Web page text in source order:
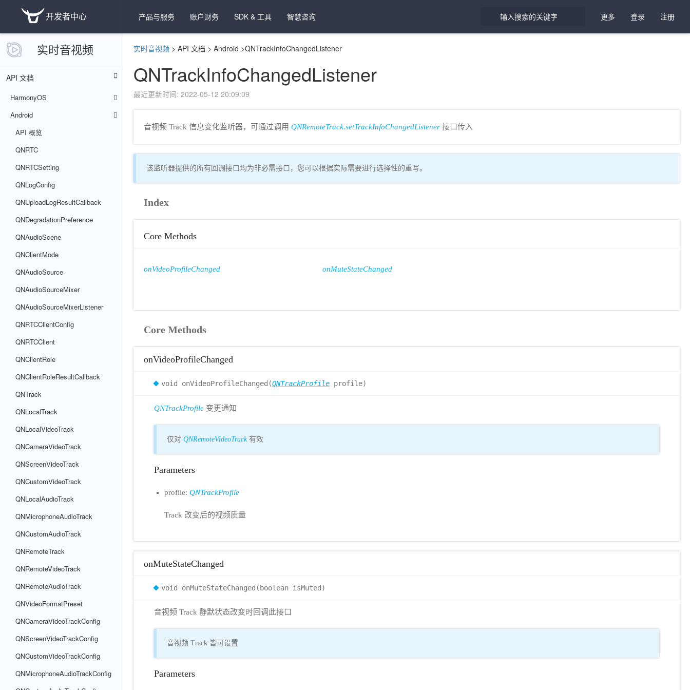
开发者中心 产品与服务 账户财务 SDK & 工具 智慧咨询 更多 登录 注册
实时音视频
API 文档
HarmonyOS
Android
API 概览
QNRTC
QNRTCSetting
QNLogConfig
QNUploadLogResultCallback
QNDegradationPreference
QNAudioScene
QNClientMode
QNAudioSource
QNAudioSourceMixer
QNAudioSourceMixerListener
QNRTCClientConfig
QNRTCClient
QNClientRole
QNClientRoleResultCallback
QNTrack
QNLocalTrack
QNLocalVideoTrack
QNCameraVideoTrack
QNScreenVideoTrack
QNCustomVideoTrack
QNLocalAudioTrack
QNMicrophoneAudioTrack
QNCustomAudioTrack
QNRemoteTrack
QNRemoteVideoTrack
QNRemoteAudioTrack
QNVideoFormatPreset
QNCameraVideoTrackConfig
QNScreenVideoTrackConfig
QNCustomVideoTrackConfig
QNMicrophoneAudioTrackConfig
实时音视频 > API 文档 > Android >QNTrackInfoChangedListener
QNTrackInfoChangedListener
最近更新时间: 2022-05-12 20:09:09
音视频 Track 信息变化监听器，可通过调用 QNRemoteTrack.setTrackInfoChangedListener 接口传入
该监听器提供的所有回调接口均为非必需接口，您可以根据实际需要进行选择性的重写。
Index
Core Methods
onVideoProfileChanged onMuteStateChanged
Core Methods
onVideoProfileChanged
void onVideoProfileChanged(QNTrackProfile profile)
QNTrackProfile 变更通知
仅对 QNRemoteVideoTrack有效
Parameters
profile: QNTrackProfile
Track 改变后的视频质量
onMuteStateChanged
void onMuteStateChanged(boolean isMuted)
音视频 Track 静默状态改变时回调此接口
音视频 Track 皆可设置
Parameters